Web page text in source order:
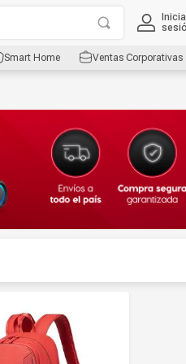
Smart Home Ventas Corporativas